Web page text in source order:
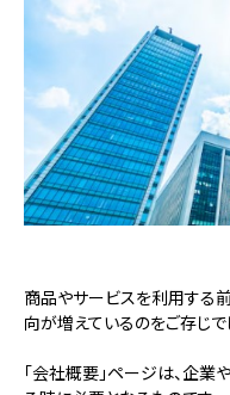
商品やサービスを利用する
向が増えているのをご存じで
「会社概要」ページは、企